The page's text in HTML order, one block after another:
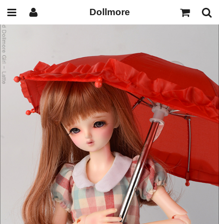
Dollmore